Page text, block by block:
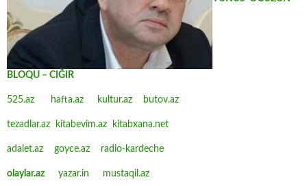
BLOQU – CIĞIR
525.az hafta.az kultur.az butov.az
tezadlar.az kitabevim.az kitabxana.net
adalet.az goyce.az radio-kardeche
olaylar.az yazar.in mustaqil.az